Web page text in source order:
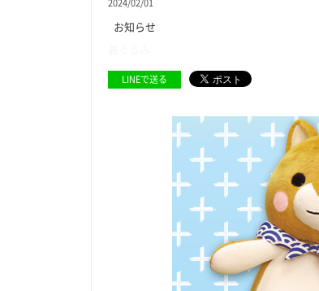
2024/02/01
お知らせ
LINEで送る